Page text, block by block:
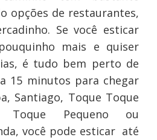
opções de restaurantes,
Se você esticar
mais e quiser
é tudo bem perto de
15 minutos para chegar
Santiago, Toque Toque
Toque Pequeno ou
você pode esticar até